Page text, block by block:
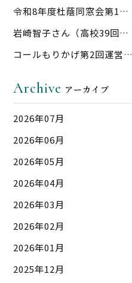
令和8年度杜蔭同窓会第1…
岩崎智子さん（高校39回…
コールもりかげ第2回運営…
Archive アーカイブ
2026年07月
2026年06月
2026年05月
2026年04月
2026年03月
2026年02月
2026年01月
2025年12月